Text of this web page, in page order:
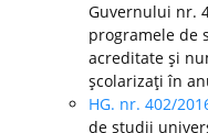
Guvernului nr.
programele de
acreditate şi
şcolarizaţi în
HG. nr. 402/
de studii